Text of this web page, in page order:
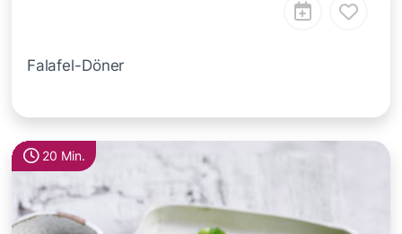
Falafel-Döner
20 Min.